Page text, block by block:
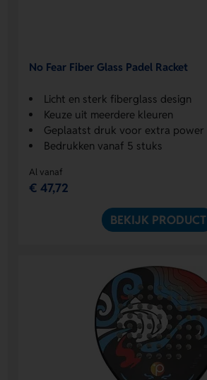
No Fear Fiber Glass Padel Racket
Licht en sterk fiberglass design
Keuze uit meerdere kleuren
Geplaatst druk voor extra power
Bedrukken vanaf 5 stuks
Al vanaf
€ 47,72
BEKIJK PRODUCT